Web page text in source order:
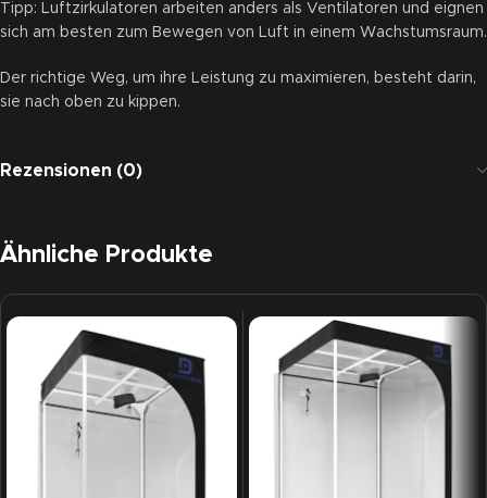
Tipp: Luftzirkulatoren arbeiten anders als Ventilatoren und eignen
sich am besten zum Bewegen von Luft in einem Wachstumsraum.
Der richtige Weg, um ihre Leistung zu maximieren, besteht darin,
sie nach oben zu kippen.
Rezensionen (0)
Ähnliche Produkte